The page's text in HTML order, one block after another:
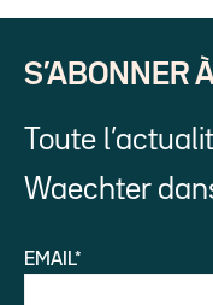
S’ABONNER
Toute
Waechter
EMAIL*